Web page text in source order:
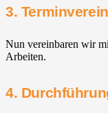
3.
Nun vereinbaren wir
Arbeiten.
4.